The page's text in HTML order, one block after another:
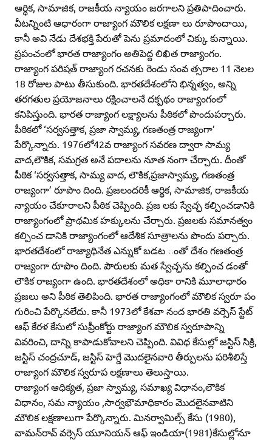
ఆర్థిక, సామాజిక, రాజకీయ న్యాయం జరగాలని ప్రతిపాదించారు.
వీటన్నింటి ఆధారంగా రాజ్యాంగ మౌలిక లక్షణా లు రూపొందాయి,
కానీ అవి నేడు దేశభక్తి పేరుతో పెను ప్రమాదంలో చిక్కు కున్నాయి.
ప్రపంచంలో భారత రాజ్యాంగం అతిపెద్ద లిఖిత రాజ్యాంగం.
రాజ్యాంగ పరిషత్‌ రాజ్యాంగ రచనకు రెండు సంవ త్సరాల 11 నెలల
18 రోజుల పాటు తీసుకుంది. భారతదేశంలోని భిన్నత్వం, అన్ని
తరగతుల ప్రయోజనాలు రక్షించాలనే దక్పథం రాజ్యాంగంలో
కనిపిస్తుంది. భారత రాజ్యాంగ లక్ష్యాలను పీఠికలో పొందుపర్చారు.
పీఠికలో ‘సర్వసత్తాక, ప్రజా స్వామ్య, గణతంత్ర రాజ్యంగా’
పేర్కొన్నారు. 1976లో42వ రాజ్యాంగ సవరణ ద్వారా సామ్య
వాద,లౌకిక, సమగ్రత అనే పదాలను నూత నంగా చేర్చారు. దీంతో
పీఠిక ‘సర్వసత్తాక, సామ్య వాద, లౌకిక,ప్రజాస్వామ్య, గణతంత్ర
రాజ్యంగా’ రూపొం దింది. ప్రజలందరికీ ఆర్థిక, సామాజిక, రాజకీయ
న్యాయం చేకూరాలని పీఠిక చెప్పింది. ప్రజ లకు స్వేచ్ఛ కల్పించడానికి
రాజ్యాంగంలో ప్రాథమిక హక్కులను చేర్చారు. ప్రజలకు సమానత్వం
కల్పించ డానికి రాజ్యాంగంలో ఆదేశిక సూత్రాలను పొందు పర్చారు.
భారతదేశంలో రాజ్యాధినేత ఎన్నుకో బడట ంతో దేశం గణతంత్ర
రాజ్యంగా రూపొం దింది. పౌరులకు మత స్వేచ్ఛను కల్పించ డంతో
లౌకిక రాజ్యంగా ఉంది. భారతదేశంలో అధికా రానికి మూలాధారం
ప్రజలు అని పీఠిక తెలిపింది. భారత రాజ్యాంగంలో మౌలిక స్వరూ పం
గురించి పేర్కొనలేదు. కానీ 1973లో కేశవా నంద భారతి వర్సెస్‌ స్టేట్‌
ఆఫ్‌ కేరళ కేసులో సుప్రీంకోర్టు రాజ్యాంగ మౌలిక స్వరూపాన్ని
వివరించి, దాన్ని కాపాడుకోవాలని చెప్పింది. వివిధ కేసుల్లో జస్టిస్‌ సిక్రి,
జస్టిస్‌ చంద్రచూడ్‌, జస్టిస్‌ హెగ్డే మొదలైనవారి తీర్పులను పరిశీలిస్తే
రాజ్యాంగ మౌలిక స్వరూప లక్షణాలు తెలుస్తాయి.
రాజ్యాంగ ఆధిక్యత, ప్రజా స్వామ్య, సమాఖ్య విధానం,లౌకిక
విధానం, సమ న్యాయం ,సార్వభౌమాధికారం మొదలైనవాటిని
మౌలిక లక్షణాలుగా పేర్కొన్నారు. మినర్వామిల్స్‌ కేసు (1980),
వామన్‌రావ్‌ వర్సెస్‌ యూనియన్‌ ఆఫ్‌ ఇండియా(1981)కేసుల్లోనూ